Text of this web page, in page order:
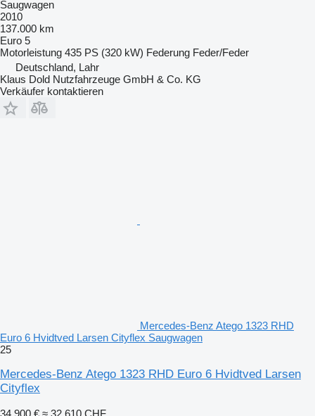
Saugwagen
2010
137.000 km
Euro 5
Motorleistung 435 PS (320 kW) Federung Feder/Feder
Deutschland, Lahr
Klaus Dold Nutzfahrzeuge GmbH & Co. KG
Verkäufer kontaktieren
Mercedes-Benz Atego 1323 RHD
Euro 6 Hvidtved Larsen Cityflex Saugwagen
25
Mercedes-Benz Atego 1323 RHD Euro 6 Hvidtved Larsen
Cityflex
34.900 € ≈ 32.610 CHF